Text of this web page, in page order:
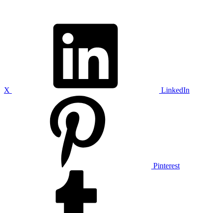
X LinkedIn
Pinterest